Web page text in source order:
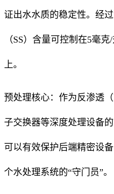
证出水水质的稳定性。经
（SS）含量可控制在5毫
上。
预处理核心：作为反渗透
子交换器等深度处理设备
可以有效保护后端精密设
个水处理系统的“守门员”。